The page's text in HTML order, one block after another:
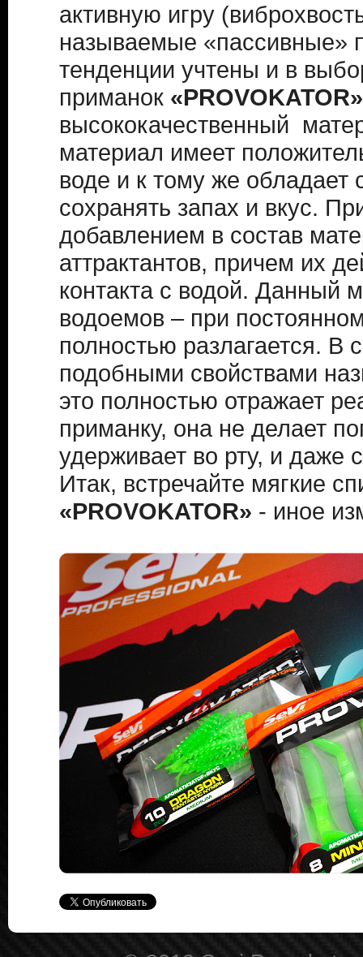
активную игру
называемые «пассивные»
тенденции учтены и в
приманок «PROVOKATOR»
высококачественный
материал имеет
воде и к тому же обладает
сохранять запах и вкус.
добавлением в состав
аттрактантов, причем их
контакта с водой. Данный
водоемов – при
полностью разлагается. В
подобными свойствами
это полностью отражает
приманку, она не делает
удерживает во рту, и даже
Итак, встречайте мягкие
«PROVOKATOR» - иное